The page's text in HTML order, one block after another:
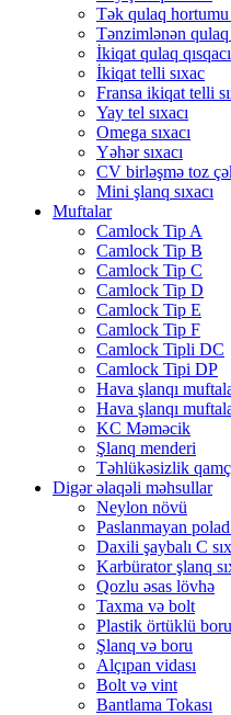
Tək qulaq hortumu
Tənzimlənən qulaq
İkiqat qulaq qısqacı
İkiqat telli sıxac
Fransa ikiqat telli
Yay tel sıxacı
Omega sıxacı
Yəhər sıxacı
CV birləşmə toz
Mini şlanq sıxacı
Muftalar
Camlock Tip A
Camlock Tip B
Camlock Tip C
Camlock Tip D
Camlock Tip E
Camlock Tip F
Camlock Tipli DC
Camlock Tipi DP
Hava şlanqı
Hava şlanqı
KC Məməcik
Şlanq menderi
Təhlükəsizlik
Digər əlaqəli məhsullar
Neylon növü
Paslanmayan
Daxili şaybalı C
Karbürator şlanq
Qozlu əsas lövhə
Taxma və bolt
Plastik örtüklü boru
Şlanq və boru
Alçıpan vidası
Bolt və vint
Bantlama Tokası